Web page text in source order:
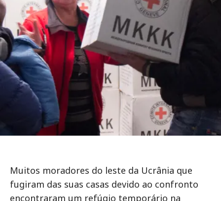
Muitos moradores do leste da Ucrânia que
fugiram das suas casas devido ao confronto
encontraram um refúgio temporário na